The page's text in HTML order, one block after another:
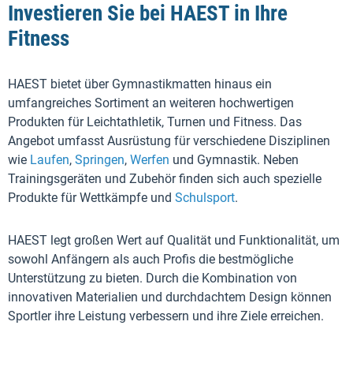
Investieren Sie bei HAEST in Ihre
Fitness
HAEST bietet über Gymnastikmatten hinaus ein
umfangreiches Sortiment an weiteren hochwertigen
Produkten für Leichtathletik, Turnen und Fitness. Das
Angebot umfasst Ausrüstung für verschiedene Disziplinen
wie Laufen, Springen, Werfen und Gymnastik. Neben
Trainingsgeräten und Zubehör finden sich auch spezielle
Produkte für Wettkämpfe und Schulsport.
HAEST legt großen Wert auf Qualität und Funktionalität, um
sowohl Anfängern als auch Profis die bestmögliche
Unterstützung zu bieten. Durch die Kombination von
innovativen Materialien und durchdachtem Design können
Sportler ihre Leistung verbessern und ihre Ziele erreichen.